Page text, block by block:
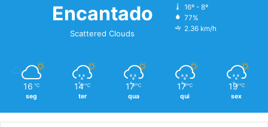
Encantado
Scattered Clouds
16º - 8º
77%
2.36 km/h
16 ℃
seg
14 ℃
ter
17 ℃
qua
17 ℃
qui
19 ℃
sex